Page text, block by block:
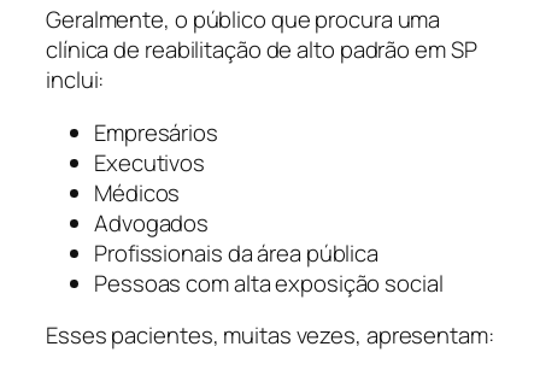
Geralmente, o público que procura uma
clínica de reabilitação de alto padrão em SP
inclui:
Empresários
Executivos
Médicos
Advogados
Profissionais da área pública
Pessoas com alta exposição social
Esses pacientes, muitas vezes, apresentam: